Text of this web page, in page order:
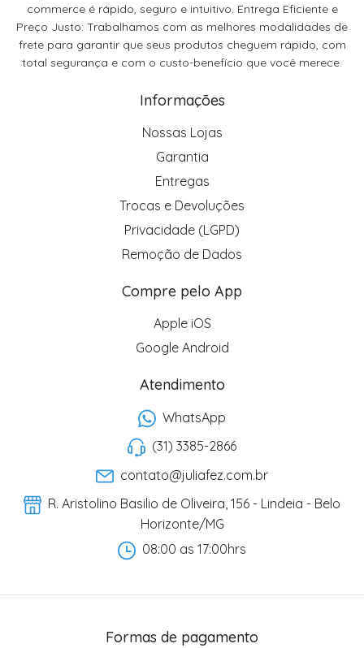
commerce é rápido, seguro e intuitivo. Entrega Eficiente e
Preço Justo: Trabalhamos com as melhores modalidades de
frete para garantir que seus produtos cheguem rápido, com
total segurança e com o custo-benefício que você merece.
Informações
Nossas Lojas
Garantia
Entregas
Trocas e Devoluções
Privacidade (LGPD)
Remoção de Dados
Compre pelo App
Apple iOS
Google Android
Atendimento
WhatsApp
(31) 3385-2866
contato@juliafez.com.br
R. Aristolino Basilio de Oliveira, 156 - Lindeia - Belo
Horizonte/MG
08:00 as 17:00hrs
Formas de pagamento